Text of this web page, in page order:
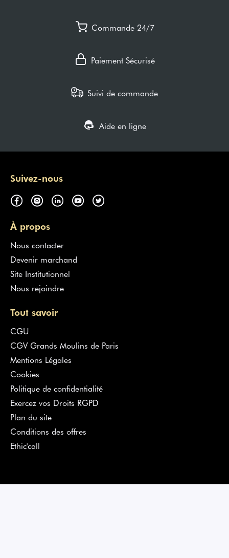
Commande 24/7
Paiement Sécurisé
Suivi de commande
Aide en ligne
Suivez-nous
À propos
Nous contacter
Devenir marchand
Site Institutionnel
Nous rejoindre
Tout savoir
CGU
CGV Grands Moulins de Paris
Mentions Légales
Cookies
Politique de confidentialité
Exercez vos Droits RGPD
Plan du site
Conditions des offres
Ethic'call